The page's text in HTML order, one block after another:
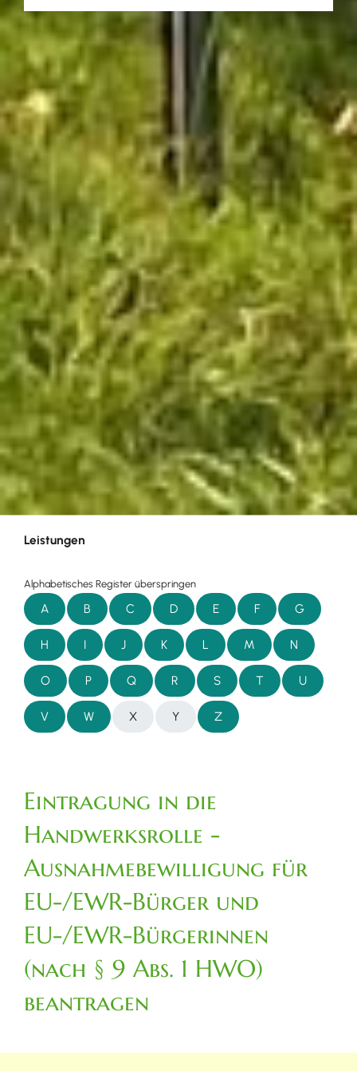
Leistungen
Alphabetisches Register überspringen
A B C D E F G
H I J K L M N
O P Q R S T U
V W X Y Z
Eintragung in die
Handwerksrolle -
Ausnahmebewilligung für
EU-/EWR-Bürger und
EU-/EWR-Bürgerinnen
(nach § 9 Abs. 1 HWO)
beantragen